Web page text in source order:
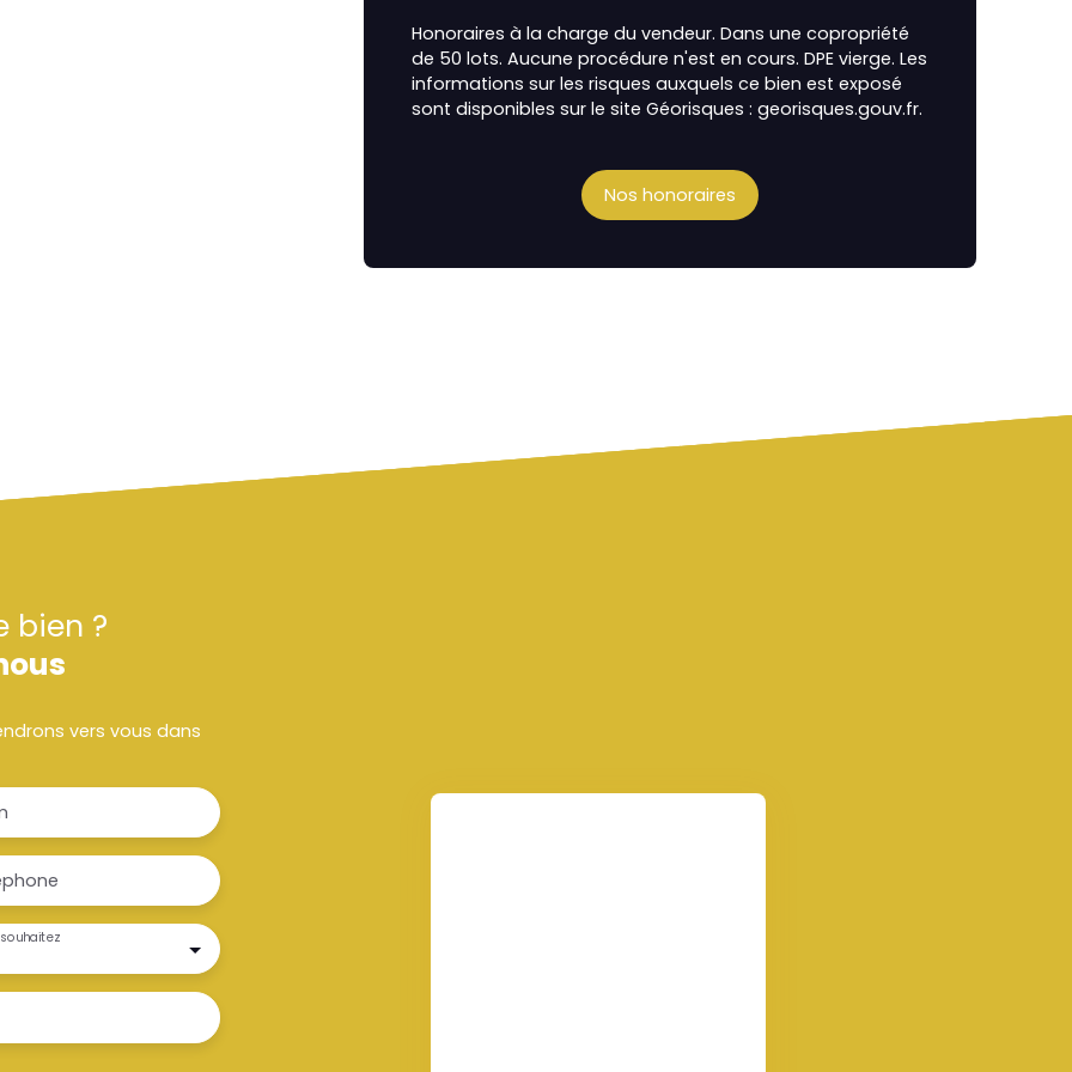
Honoraires à la charge du vendeur. Dans une copropriété
de 50 lots. Aucune procédure n'est en cours. DPE vierge. Les
informations sur les risques auxquels ce bien est exposé
sont disponibles sur le site Géorisques : georisques.gouv.fr.
Nos honoraires
bien ?
vers vous dans